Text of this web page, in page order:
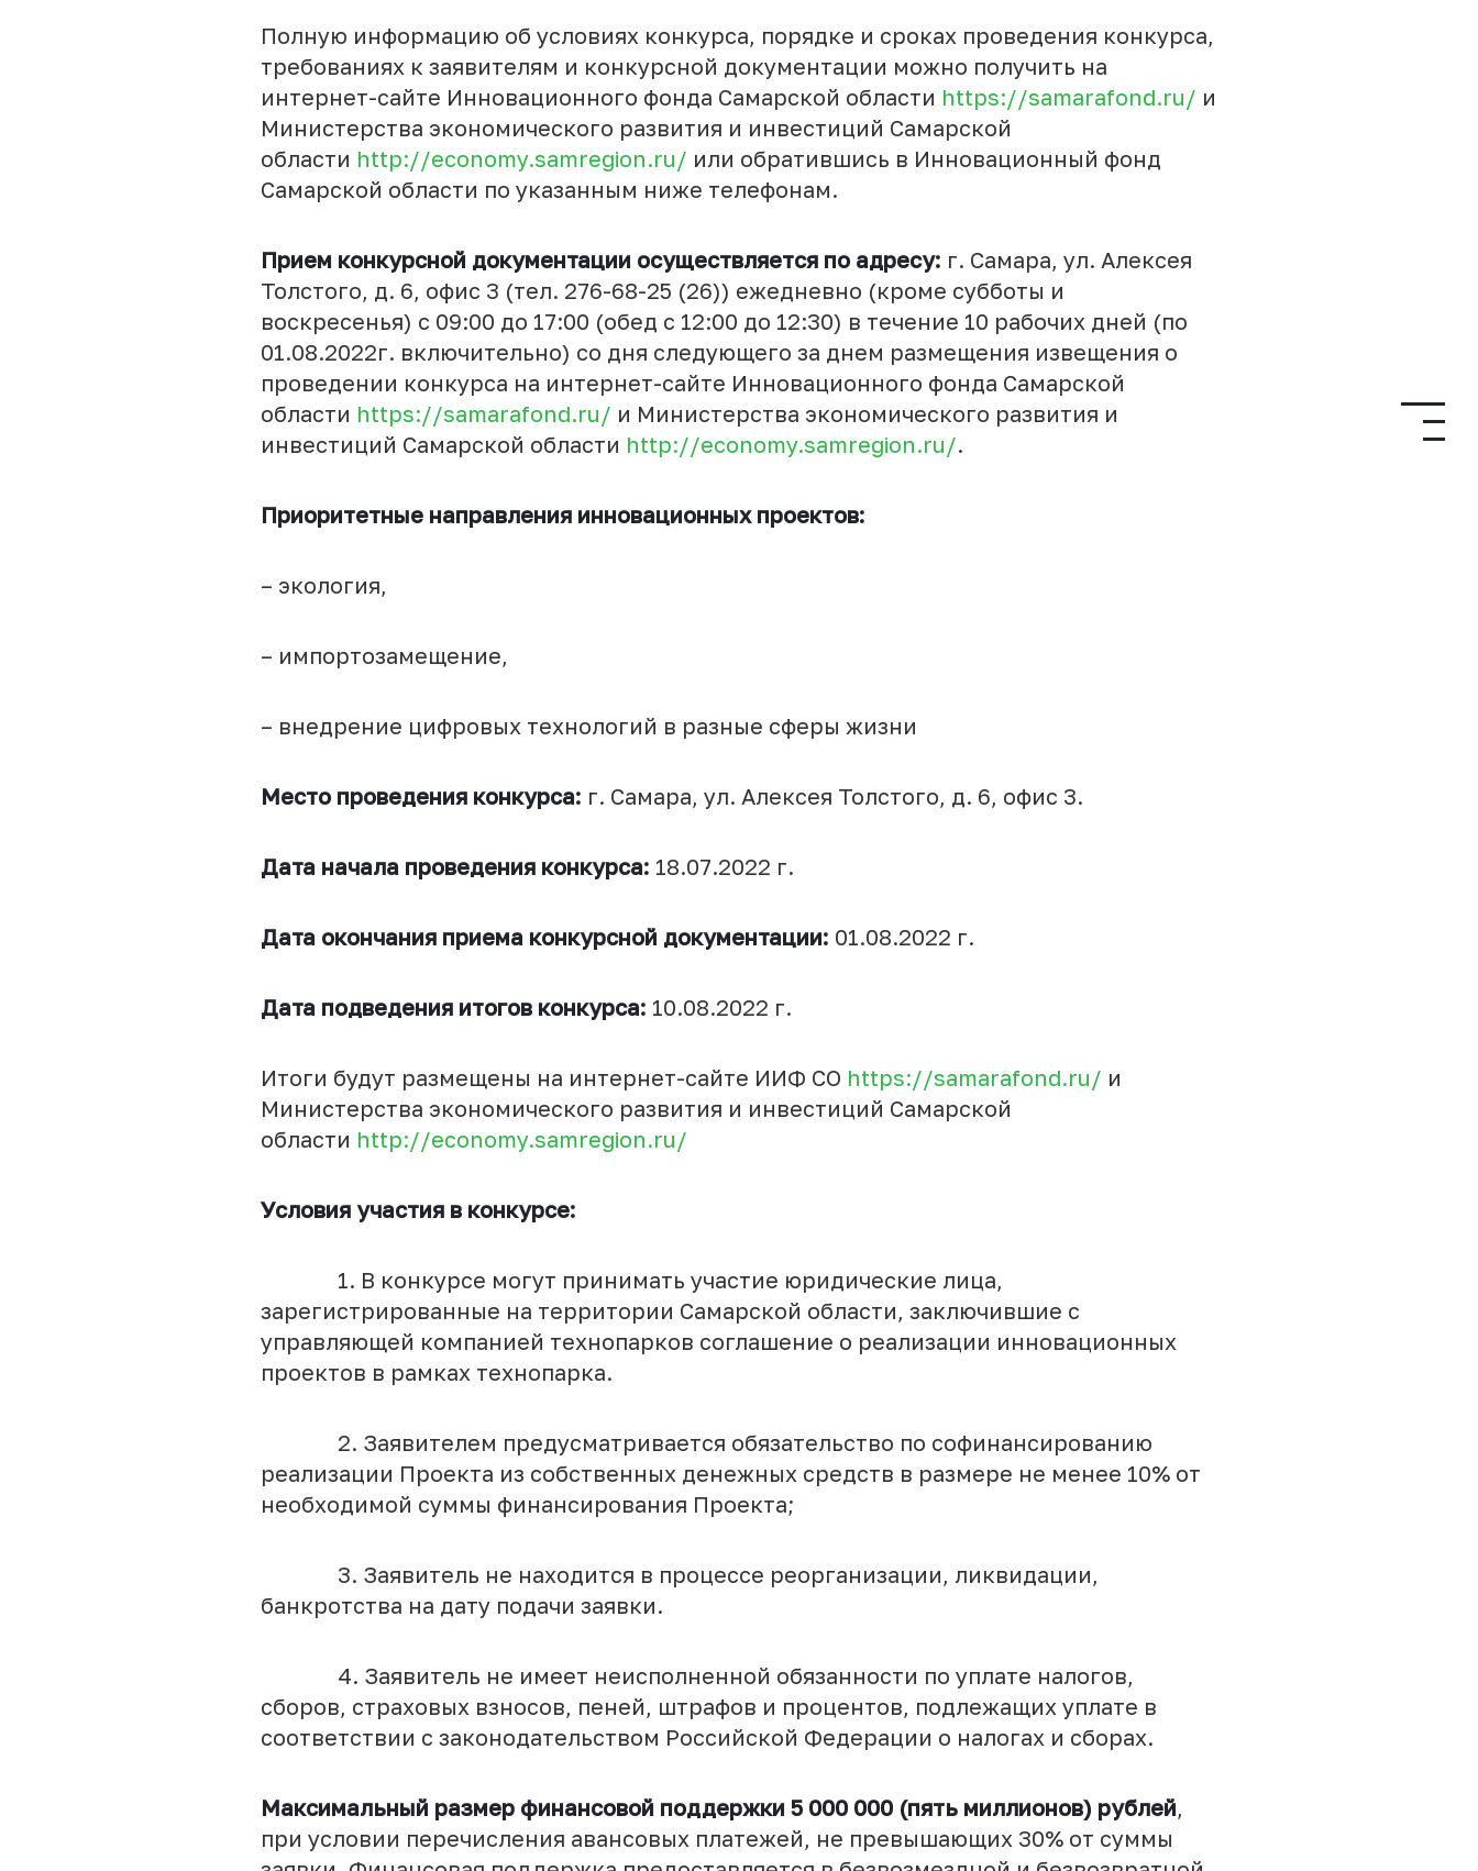
Полную информацию об условиях конкурса, порядке и сроках проведения конкурса,
требованиях к заявителям и конкурсной документации можно получить на
интернет-сайте Инновационного фонда Самарской области https://samarafond.ru/ и
Министерства экономического развития и инвестиций Самарской
области http://economy.samregion.ru/ или обратившись в Инновационный фонд
Самарской области по указанным ниже телефонам.
Прием конкурсной документации осуществляется по адресу: г. Самара, ул. Алексея
Толстого, д. 6, офис 3 (тел. 276-68-25 (26)) ежедневно (кроме субботы и
воскресенья) с 09:00 до 17:00 (обед с 12:00 до 12:30) в течение 10 рабочих дней (по
01.08.2022г. включительно) со дня следующего за днем размещения извещения о
проведении конкурса на интернет-сайте Инновационного фонда Самарской
области https://samarafond.ru/ и Министерства экономического развития и
инвестиций Самарской области http://economy.samregion.ru/.
Приоритетные направления инновационных проектов:
– экология,
– импортозамещение,
– внедрение цифровых технологий в разные сферы жизни
Место проведения конкурса: г. Самара, ул. Алексея Толстого, д. 6, офис 3.
Дата начала проведения конкурса: 18.07.2022 г.
Дата окончания приема конкурсной документации: 01.08.2022 г.
Дата подведения итогов конкурса: 10.08.2022 г.
Итоги будут размещены на интернет-сайте ИИФ СО https://samarafond.ru/ и
Министерства экономического развития и инвестиций Самарской
области http://economy.samregion.ru/
Условия участия в конкурсе:
1. В конкурсе могут принимать участие юридические лица,
зарегистрированные на территории Самарской области, заключившие с
управляющей компанией технопарков соглашение о реализации инновационных
проектов в рамках технопарка.
2. Заявителем предусматривается обязательство по софинансированию
реализации Проекта из собственных денежных средств в размере не менее 10% от
необходимой суммы финансирования Проекта;
3. Заявитель не находится в процессе реорганизации, ликвидации,
банкротства на дату подачи заявки.
4. Заявитель не имеет неисполненной обязанности по уплате налогов,
сборов, страховых взносов, пеней, штрафов и процентов, подлежащих уплате в
соответствии с законодательством Российской Федерации о налогах и сборах.
Максимальный размер финансовой поддержки 5 000 000 (пять миллионов) рублей,
при условии перечисления авансовых платежей, не превышающих 30% от суммы